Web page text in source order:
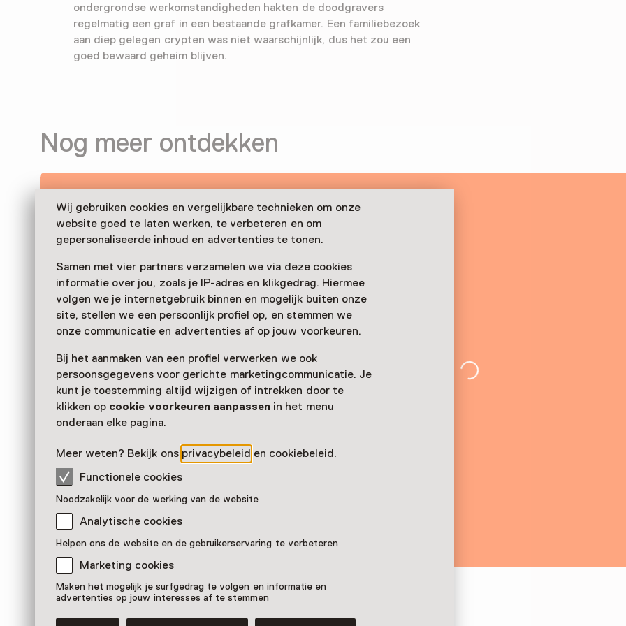
Wij gebruiken cookies en vergelijkbare technieken om onze
website goed te laten werken, te verbeteren en om
gepersonaliseerde inhoud en advertenties te tonen.
Samen met vier partners verzamelen we via deze cookies
informatie over jou, zoals je IP-adres en klikgedrag. Hiermee
volgen we je internetgebruik binnen en mogelijk buiten onze
site, stellen we een persoonlijk profiel op, en stemmen we
onze communicatie en advertenties af op jouw voorkeuren.
Bij het aanmaken van een profiel verwerken we ook
persoonsgegevens voor gerichte marketingcommunicatie. Je
kunt je toestemming altijd wijzigen of intrekken door te
klikken op cookie voorkeuren aanpassenin het menu
onderaan elke pagina.
Meer weten? Bekijk ons privacybeleid en cookiebeleid.
Functionele cookies
Noodzakelijk voor de werking van de website
Analytische cookies
Helpen ons de website en de gebruikerservaring te verbeteren
Marketing cookies
Maken het mogelijk je surfgedrag te volgen en informatie en
advertenties op jouw interesses af te stemmen
ondergrondse werkomstandigheden hakten de doodgravers
regelmatig een graf in een bestaande grafkamer. Een familiebezoek
aan diep gelegen crypten was niet waarschijnlijk, dus het zou een
goed bewaard geheim blijven.
Nog meer ontdekken